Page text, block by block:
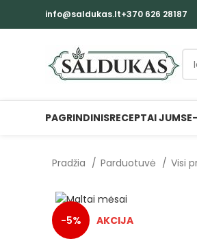
info@saldukas.lt+370 626 28187
PAGRINDINISRECEPTAI JUMS
Pradžia Parduotuvė Visi
-5%